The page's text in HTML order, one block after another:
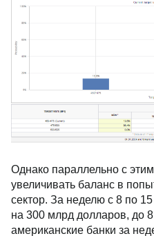
Вероятность повышения
следующем заседании
Однако параллельно с